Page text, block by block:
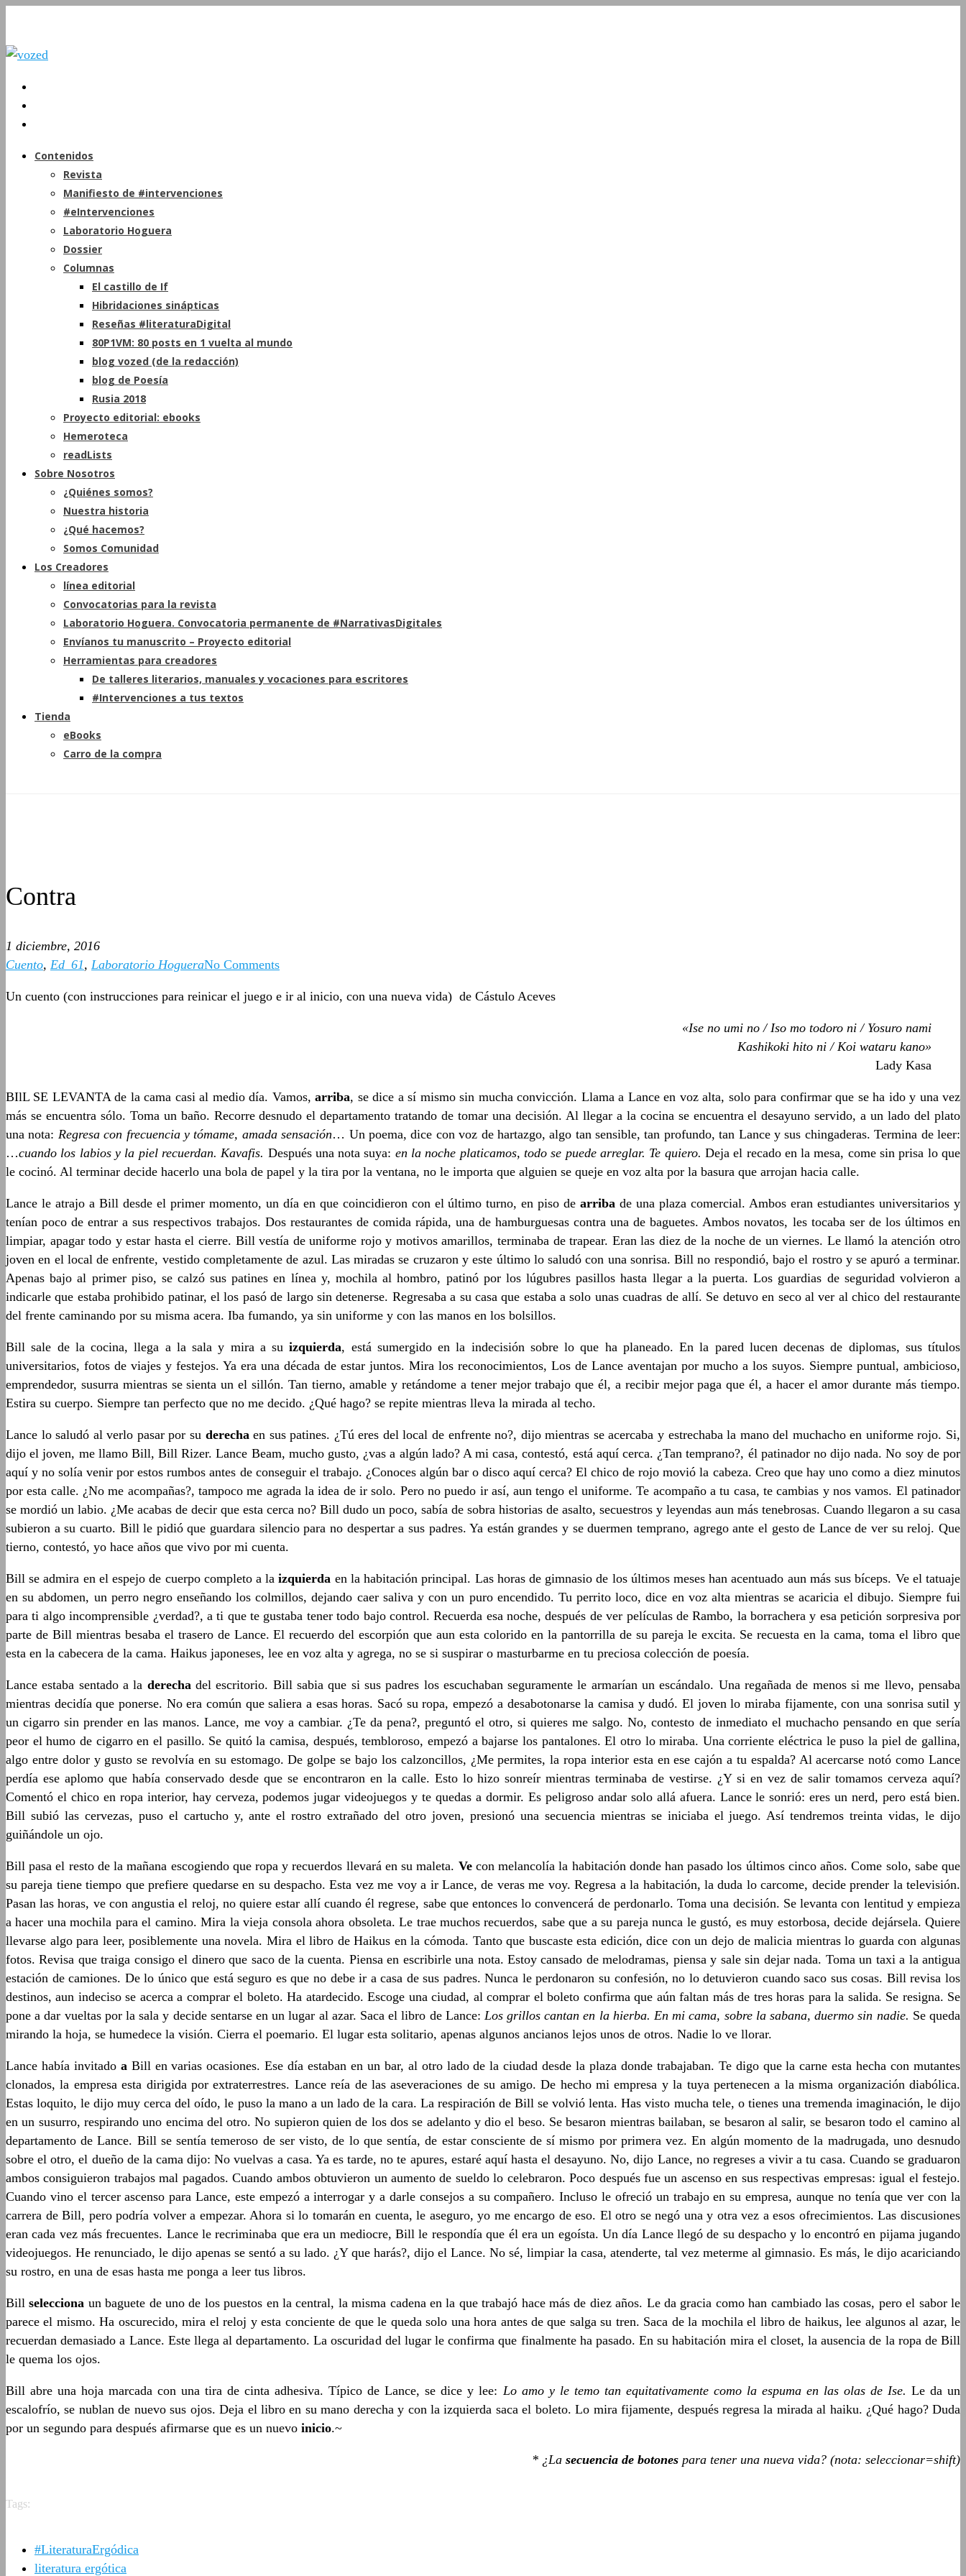
Contenidos
Revista
Manifiesto de #intervenciones
#eIntervenciones
Laboratorio Hoguera
Dossier
Columnas
El castillo de If
Hibridaciones sinápticas
Reseñas #literaturaDigital
80P1VM: 80 posts en 1 vuelta al mundo
blog vozed (de la redacción)
blog de Poesía
Rusia 2018
Proyecto editorial: ebooks
Hemeroteca
readLists
Sobre Nosotros
¿Quiénes somos?
Nuestra historia
¿Qué hacemos?
Somos Comunidad
Los Creadores
línea editorial
Convocatorias para la revista
Laboratorio Hoguera. Convocatoria permanente de #NarrativasDigitales
Envíanos tu manuscrito – Proyecto editorial
Herramientas para creadores
De talleres literarios, manuales y vocaciones para escritores
#Intervenciones a tus textos
Tienda
eBooks
Carro de la compra
Contra
1 diciembre, 2016
Cuento, Ed_61, Laboratorio HogueraNo Comments
Un cuento (con instrucciones para reinicar el juego e ir al inicio, con una nueva vida) de Cástulo Aceves
«Ise no umi no / Iso mo todoro ni / Yosuro nami
Kashikoki hito ni / Koi wataru kano»
Lady Kasa
BIlL SE LEVANTA de la cama casi al medio día. Vamos,arriba, se dice a sí mismo sin mucha convicción. Llama a Lance en voz alta, solo para confirmar que se ha ido y una vez
más se encuentra sólo. Toma un baño. Recorre desnudo el departamento tratando de tomar una decisión. Al llegar a la cocina se encuentra el desayuno servido, a un lado del plato
una nota: Regresa con frecuencia y tómame, amada sensación… Un poema, dice con voz de hartazgo, algo tan sensible, tan profundo, tan Lance y sus chingaderas. Termina de leer:
…cuando los labios y la piel recuerdan. Kavafis. Después una nota suya: en la noche platicamos, todo se puede arreglar. Te quiero. Deja el recado en la mesa, come sin prisa lo que
le cocinó. Al terminar decide hacerlo una bola de papel y la tira por la ventana, no le importa que alguien se queje en voz alta por la basura que arrojan hacia calle.
Lance le atrajo a Bill desde el primer momento, un día en que coincidieron con el último turno, en piso dearriba de una plaza comercial. Ambos eran estudiantes universitarios y
tenían poco de entrar a sus respectivos trabajos. Dos restaurantes de comida rápida, una de hamburguesas contra una de baguetes. Ambos novatos, les tocaba ser de los últimos en
limpiar, apagar todo y estar hasta el cierre. Bill vestía de uniforme rojo y motivos amarillos, terminaba de trapear. Eran las diez de la noche de un viernes. Le llamó la atención otro
joven en el local de enfrente, vestido completamente de azul. Las miradas se cruzaron y este último lo saludó con una sonrisa. Bill no respondió, bajo el rostro y se apuró a terminar.
Apenas bajo al primer piso, se calzó sus patines en línea y, mochila al hombro, patinó por los lúgubres pasillos hasta llegar a la puerta. Los guardias de seguridad volvieron a
indicarle que estaba prohibido patinar, el los pasó de largo sin detenerse. Regresaba a su casa que estaba a solo unas cuadras de allí. Se detuvo en seco al ver al chico del restaurante
del frente caminando por su misma acera. Iba fumando, ya sin uniforme y con las manos en los bolsillos.
Bill sale de la cocina, llega a la sala y mira a suizquierda, está sumergido en la indecisión sobre lo que ha planeado. En la pared lucen decenas de diplomas, sus títulos
universitarios, fotos de viajes y festejos. Ya era una década de estar juntos. Mira los reconocimientos, Los de Lance aventajan por mucho a los suyos. Siempre puntual, ambicioso,
emprendedor, susurra mientras se sienta un el sillón. Tan tierno, amable y retándome a tener mejor trabajo que él, a recibir mejor paga que él, a hacer el amor durante más tiempo.
Estira su cuerpo. Siempre tan perfecto que no me decido. ¿Qué hago? se repite mientras lleva la mirada al techo.
Lance lo saludó al verlo pasar por su derechaen sus patines. ¿Tú eres del local de enfrente no?, dijo mientras se acercaba y estrechaba la mano del muchacho en uniforme rojo. Si,
dijo el joven, me llamo Bill, Bill Rizer. Lance Beam, mucho gusto, ¿vas a algún lado? A mi casa, contestó, está aquí cerca. ¿Tan temprano?, él patinador no dijo nada. No soy de por
aquí y no solía venir por estos rumbos antes de conseguir el trabajo. ¿Conoces algún bar o disco aquí cerca? El chico de rojo movió la cabeza. Creo que hay uno como a diez minutos
por esta calle. ¿No me acompañas?, tampoco me agrada la idea de ir solo. Pero no puedo ir así, aun tengo el uniforme. Te acompaño a tu casa, te cambias y nos vamos. El patinador
se mordió un labio. ¿Me acabas de decir que esta cerca no? Bill dudo un poco, sabía de sobra historias de asalto, secuestros y leyendas aun más tenebrosas. Cuando llegaron a su casa
subieron a su cuarto. Bill le pidió que guardara silencio para no despertar a sus padres. Ya están grandes y se duermen temprano, agrego ante el gesto de Lance de ver su reloj. Que
tierno, contestó, yo hace años que vivo por mi cuenta.
Bill se admira en el espejo de cuerpo completo a laizquierda en la habitación principal. Las horas de gimnasio de los últimos meses han acentuado aun más sus bíceps. Ve el tatuaje
en su abdomen, un perro negro enseñando los colmillos, dejando caer saliva y con un puro encendido. Tu perrito loco, dice en voz alta mientras se acaricia el dibujo. Siempre fui
para ti algo incomprensible ¿verdad?, a ti que te gustaba tener todo bajo control. Recuerda esa noche, después de ver películas de Rambo, la borrachera y esa petición sorpresiva por
parte de Bill mientras besaba el trasero de Lance. El recuerdo del escorpión que aun esta colorido en la pantorrilla de su pareja le excita. Se recuesta en la cama, toma el libro que
esta en la cabecera de la cama. Haikus japoneses, lee en voz alta y agrega, no se si suspirar o masturbarme en tu preciosa colección de poesía.
Lance estaba sentado a la derechadel escritorio. Bill sabia que si sus padres los escuchaban seguramente le armarían un escándalo. Una regañada de menos si me llevo, pensaba
mientras decidía que ponerse. No era común que saliera a esas horas. Sacó su ropa, empezó a desabotonarse la camisa y dudó. El joven lo miraba fijamente, con una sonrisa sutil y
un cigarro sin prender en las manos. Lance, me voy a cambiar. ¿Te da pena?, preguntó el otro, si quieres me salgo. No, contesto de inmediato el muchacho pensando en que sería
peor el humo de cigarro en el pasillo. Se quitó la camisa, después, tembloroso, empezó a bajarse los pantalones. El otro lo miraba. Una corriente eléctrica le puso la piel de gallina,
algo entre dolor y gusto se revolvía en su estomago. De golpe se bajo los calzoncillos, ¿Me permites, la ropa interior esta en ese cajón a tu espalda? Al acercarse notó como Lance
perdía ese aplomo que había conservado desde que se encontraron en la calle. Esto lo hizo sonreír mientras terminaba de vestirse. ¿Y si en vez de salir tomamos cerveza aquí?
Comentó el chico en ropa interior, hay cerveza, podemos jugar videojuegos y te quedas a dormir. Es peligroso andar solo allá afuera. Lance le sonrió: eres un nerd, pero está bien.
Bill subió las cervezas, puso el cartucho y, ante el rostro extrañado del otro joven, presionó una secuencia mientras se iniciaba el juego. Así tendremos treinta vidas, le dijo
guiñándole un ojo.
Bill pasa el resto de la mañana escogiendo que ropa y recuerdos llevará en su maleta. Vecon melancolía la habitación donde han pasado los últimos cinco años. Come solo, sabe que
su pareja tiene tiempo que prefiere quedarse en su despacho. Esta vez me voy a ir Lance, de veras me voy. Regresa a la habitación, la duda lo carcome, decide prender la televisión.
Pasan las horas, ve con angustia el reloj, no quiere estar allí cuando él regrese, sabe que entonces lo convencerá de perdonarlo. Toma una decisión. Se levanta con lentitud y empieza
a hacer una mochila para el camino. Mira la vieja consola ahora obsoleta. Le trae muchos recuerdos, sabe que a su pareja nunca le gustó, es muy estorbosa, decide dejársela. Quiere
llevarse algo para leer, posiblemente una novela. Mira el libro de Haikus en la cómoda. Tanto que buscaste esta edición, dice con un dejo de malicia mientras lo guarda con algunas
fotos. Revisa que traiga consigo el dinero que saco de la cuenta. Piensa en escribirle una nota. Estoy cansado de melodramas, piensa y sale sin dejar nada. Toma un taxi a la antigua
estación de camiones. De lo único que está seguro es que no debe ir a casa de sus padres. Nunca le perdonaron su confesión, no lo detuvieron cuando saco sus cosas. Bill revisa los
destinos, aun indeciso se acerca a comprar el boleto. Ha atardecido. Escoge una ciudad, al comprar el boleto confirma que aún faltan más de tres horas para la salida. Se resigna. Se
pone a dar vueltas por la sala y decide sentarse en un lugar al azar. Saca el libro de Lance: Los grillos cantan en la hierba. En mi cama, sobre la sabana, duermo sin nadie. Se queda
mirando la hoja, se humedece la visión. Cierra el poemario. El lugar esta solitario, apenas algunos ancianos lejos unos de otros. Nadie lo ve llorar.
Lance había invitado aBill en varias ocasiones. Ese día estaban en un bar, al otro lado de la ciudad desde la plaza donde trabajaban. Te digo que la carne esta hecha con mutantes
clonados, la empresa esta dirigida por extraterrestres. Lance reía de las aseveraciones de su amigo. De hecho mi empresa y la tuya pertenecen a la misma organización diabólica.
Estas loquito, le dijo muy cerca del oído, le puso la mano a un lado de la cara. La respiración de Bill se volvió lenta. Has visto mucha tele, o tienes una tremenda imaginación, le dijo
en un susurro, respirando uno encima del otro. No supieron quien de los dos se adelanto y dio el beso. Se besaron mientras bailaban, se besaron al salir, se besaron todo el camino al
departamento de Lance. Bill se sentía temeroso de ser visto, de lo que sentía, de estar consciente de sí mismo por primera vez. En algún momento de la madrugada, uno desnudo
sobre el otro, el dueño de la cama dijo: No vuelvas a casa. Ya es tarde, no te apures, estaré aquí hasta el desayuno. No, dijo Lance, no regreses a vivir a tu casa. Cuando se graduaron
ambos consiguieron trabajos mal pagados. Cuando ambos obtuvieron un aumento de sueldo lo celebraron. Poco después fue un ascenso en sus respectivas empresas: igual el festejo.
Cuando vino el tercer ascenso para Lance, este empezó a interrogar y a darle consejos a su compañero. Incluso le ofreció un trabajo en su empresa, aunque no tenía que ver con la
carrera de Bill, pero podría volver a empezar. Ahora si lo tomarán en cuenta, le aseguro, yo me encargo de eso. El otro se negó una y otra vez a esos ofrecimientos. Las discusiones
eran cada vez más frecuentes. Lance le recriminaba que era un mediocre, Bill le respondía que él era un egoísta. Un día Lance llegó de su despacho y lo encontró en pijama jugando
videojuegos. He renunciado, le dijo apenas se sentó a su lado. ¿Y que harás?, dijo el Lance. No sé, limpiar la casa, atenderte, tal vez meterme al gimnasio. Es más, le dijo acariciando
su rostro, en una de esas hasta me ponga a leer tus libros.
Billselecciona un baguete de uno de los puestos en la central, la misma cadena en la que trabajó hace más de diez años. Le da gracia como han cambiado las cosas, pero el sabor le
parece el mismo. Ha oscurecido, mira el reloj y esta conciente de que le queda solo una hora antes de que salga su tren. Saca de la mochila el libro de haikus, lee algunos al azar, le
recuerdan demasiado a Lance. Este llega al departamento. La oscuridad del lugar le confirma que finalmente ha pasado. En su habitación mira el closet, la ausencia de la ropa de Bill
le quema los ojos.
Bill abre una hoja marcada con una tira de cinta adhesiva. Típico de Lance, se dice y lee: Lo amo y le temo tan equitativamente como la espuma en las olas de Ise. Le da un
escalofrío, se nublan de nuevo sus ojos. Deja el libro en su mano derecha y con la izquierda saca el boleto. Lo mira fijamente, después regresa la mirada al haiku. ¿Qué hago? Duda
por un segundo para después afirmarse que es un nuevo inicio.~
* ¿La secuencia de botones para tener una nueva vida? (nota: seleccionar=shift)
Tags:
#LiteraturaErgódica
literatura ergótica